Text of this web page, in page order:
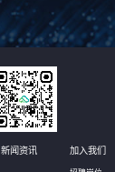
新闻资讯 加入我们